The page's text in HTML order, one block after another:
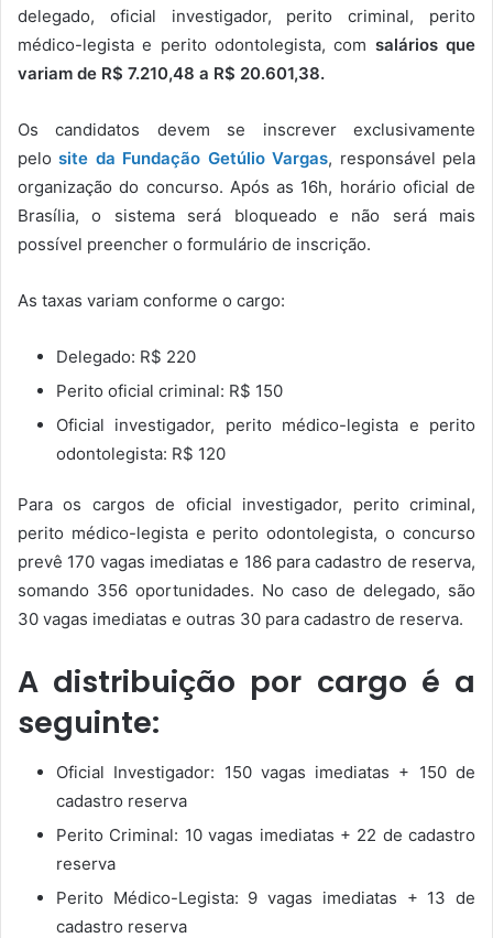
delegado, oficial investigador, perito criminal, perito
médico-legista e perito odontolegista, com salários que
variam de R$ 7.210,48 a R$ 20.601,38.
Os candidatos devem se inscrever exclusivamente
pelosite da Fundação Getúlio Vargas, responsável pela
organização do concurso. Após as 16h, horário oficial de
Brasília, o sistema será bloqueado e não será mais
possível preencher o formulário de inscrição.
As taxas variam conforme o cargo:
Delegado: R$ 220
Perito oficial criminal: R$ 150
Oficial investigador, perito médico-legista e perito
odontolegista: R$ 120
Para os cargos de oficial investigador, perito criminal,
perito médico-legista e perito odontolegista, o concurso
prevê 170 vagas imediatas e 186 para cadastro de reserva,
somando 356 oportunidades. No caso de delegado, são
30 vagas imediatas e outras 30 para cadastro de reserva.
A distribuição por cargo é a
seguinte:
Oficial Investigador: 150 vagas imediatas + 150 de
cadastro reserva
Perito Criminal: 10 vagas imediatas + 22 de cadastro
reserva
Perito Médico-Legista: 9 vagas imediatas + 13 de
cadastro reserva